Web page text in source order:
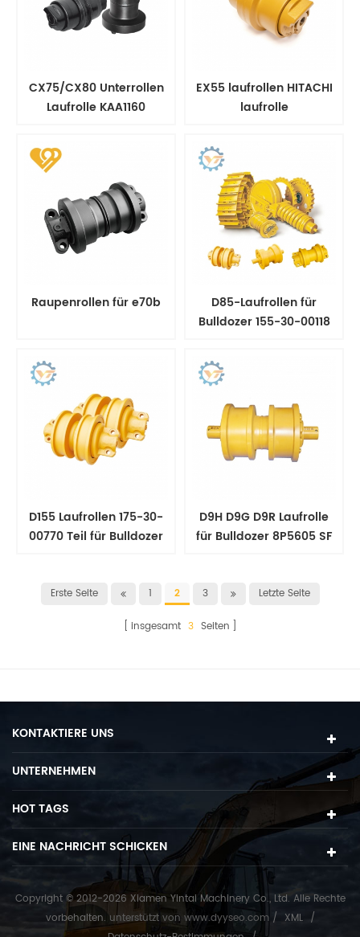
CX75/CX80 Unterrollen
Laufrolle KAA1160
EX55 laufrollen HITACHI
laufrolle
Raupenrollen für e70b
D85-Laufrollen für
Bulldozer 155-30-00118
D155 Laufrollen 175-30-
00770 Teil für Bulldozer
D9H D9G D9R Laufrolle
für Bulldozer 8P5605 SF
Erste Seite 1 2 3 Letzte Seite
insgesamt 3 Seiten
KONTAKTIERE UNS
UNTERNEHMEN
HOT TAGS
EINE NACHRICHT SCHICKEN
Copyright © 2012-2026 Xiamen Yintai Machinery Co., Ltd. Alle Rechte
vorbehalten. unterstützt von www.dyyseo.com / XML /